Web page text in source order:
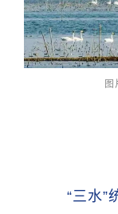
图
“三水”